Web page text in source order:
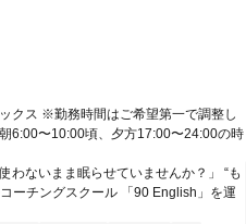
クス ※勤務時間はご希望第一で調整し
6:00〜10:00頃、夕方17:00〜24:00の時
わないまま眠らせていませんか？」 “も
ーチングスクール 「90 English」を運